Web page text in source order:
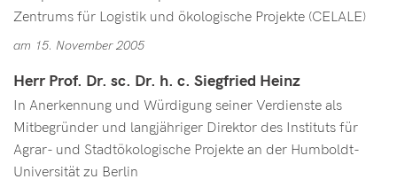
Zentrums für Logistik und ökologische Projekte (CELALE)
am 15. November 2005
Herr Prof. Dr. sc. Dr. h. c. Siegfried Heinz
In Anerkennung und Würdigung seiner Verdienste als
Mitbegründer und langjähriger Direktor des Instituts für
Agrar- und Stadtökologische Projekte an der Humboldt-
Universität zu Berlin